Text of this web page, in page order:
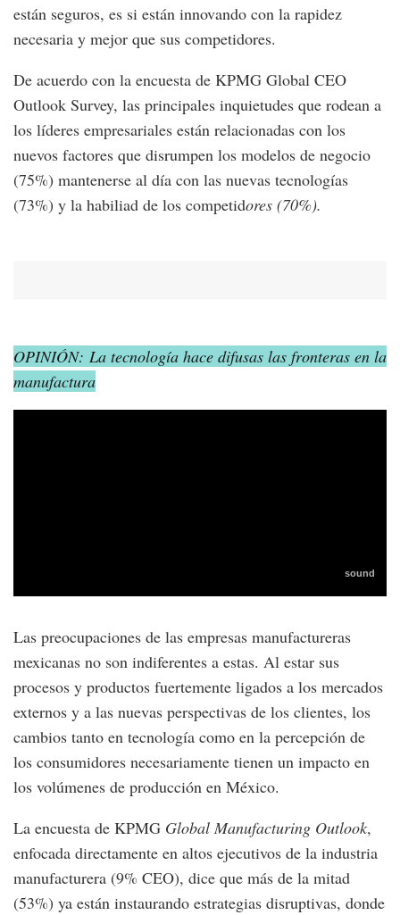
están seguros, es si están innovando con la rapidez
necesaria y mejor que sus competidores.
De acuerdo con la encuesta de KPMG Global CEO
Outlook Survey, las principales inquietudes que rodean a
los líderes empresariales están relacionadas con los
nuevos factores que disrumpen los modelos de negocio
(75%) mantenerse al día con las nuevas tecnologías
(73%) y la habiliad de los competidores (70%).
OPINIÓN: La tecnología hace difusas las fronteras en la
manufactura
Las preocupaciones de las empresas manufactureras
mexicanas no son indiferentes a estas. Al estar sus
procesos y productos fuertemente ligados a los mercados
externos y a las nuevas perspectivas de los clientes, los
cambios tanto en tecnología como en la percepción de
los consumidores necesariamente tienen un impacto en
los volúmenes de producción en México.
La encuesta de KPMG Global Manufacturing Outlook,
enfocada directamente en altos ejecutivos de la industria
manufacturera (9% CEO), dice que más de la mitad
(53%) ya están instaurando estrategias disruptivas, donde